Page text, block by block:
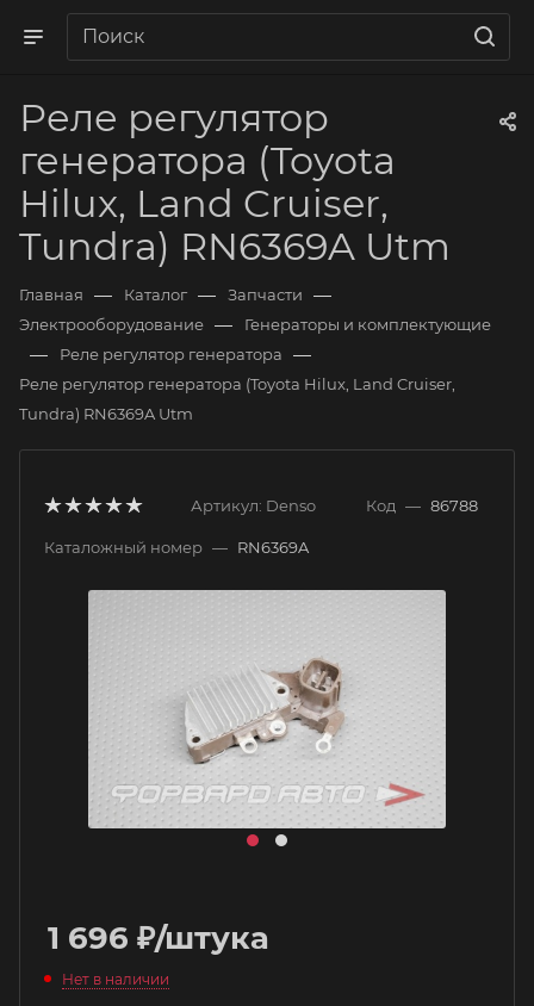
Реле регулятор
генератора (Toyota
Hilux, Land Cruiser,
Tundra) RN6369A Utm
Главная — Каталог — Запчасти —
Электрооборудование — Генераторы и комплектующие
— Реле регулятор генератора —
Реле регулятор генератора (Toyota Hilux, Land Cruiser,
Tundra) RN6369A Utm
Артикул: Denso Код — 86788
Каталожный номер — RN6369A
1 696 ₽/штука
Нет в наличии